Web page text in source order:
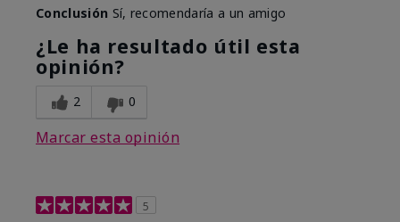
Conclusión Sí, recomendaría a un amigo
¿Le ha resultado útil esta
opinión?
2 0
Marcar esta opinión
5